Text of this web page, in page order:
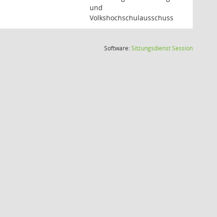
und
Volkshochschulausschuss
Software:SitzungsdienstSession(Wird in